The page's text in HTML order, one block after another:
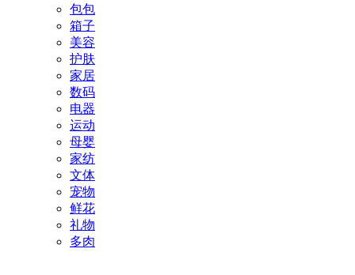
包包
箱子
美容
护肤
家居
数码
电器
运动
母婴
家纺
文体
宠物
鲜花
礼物
多肉